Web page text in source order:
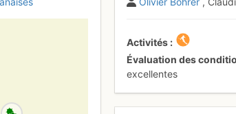
Activités
Évaluation des
excellentes